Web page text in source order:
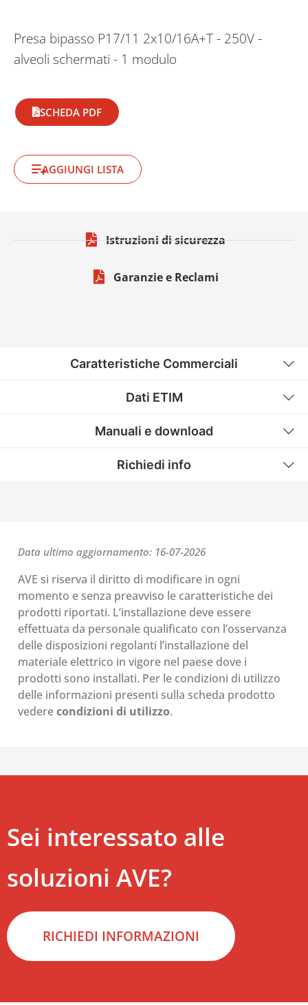
Presa bipasso P17/11 2x10/16A+T - 250V -
alveoli schermati - 1 modulo
SCHEDA PDF
AGGIUNGI LISTA
Istruzioni di sicurezza
Garanzie e Reclami
Caratteristiche Commerciali
Dati ETIM
Manuali e download
Richiedi info
Data ultimo aggiornamento: 16-07-2026
AVE si riserva il diritto di modificare in ogni
momento e senza preavviso le caratteristiche dei
prodotti riportati. L’installazione deve essere
effettuata da personale qualificato con l’osservanza
delle disposizioni regolanti l’installazione del
materiale elettrico in vigore nel paese dove i
prodotti sono installati. Per le condizioni di utilizzo
delle informazioni presenti sulla scheda prodotto
vederecondizioni di utilizzo.
Sei interessato alle
soluzioni AVE?
RICHIEDI INFORMAZIONI